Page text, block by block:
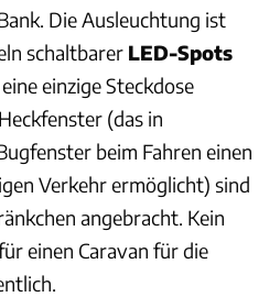
Die Ausleuchtung ist
schaltbarer LED-Spots
einzige Steckdose
(das in
beim Fahren einen
Verkehr ermöglicht) sind
angebracht. Kein
einen Caravan für die